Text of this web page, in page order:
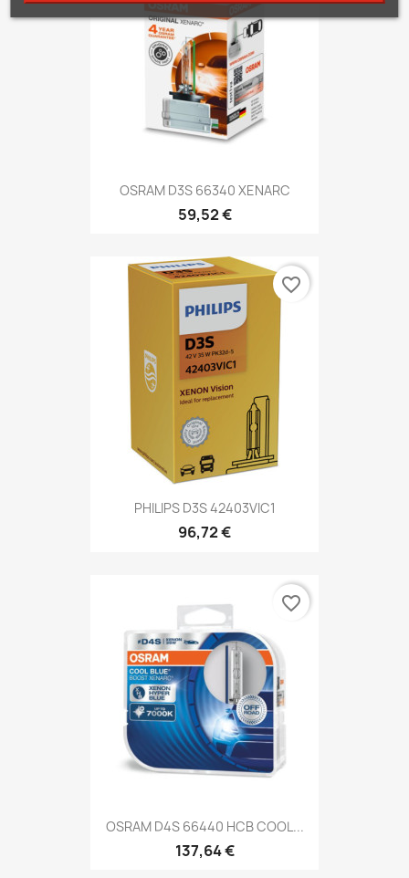
OSRAM D3S 66340 XENARC
59,52 €
PHILIPS D3S 42403VIC1
96,72 €
favorite_border
OSRAM D4S 66440 HCB COOL...
137,64 €
favorite_border